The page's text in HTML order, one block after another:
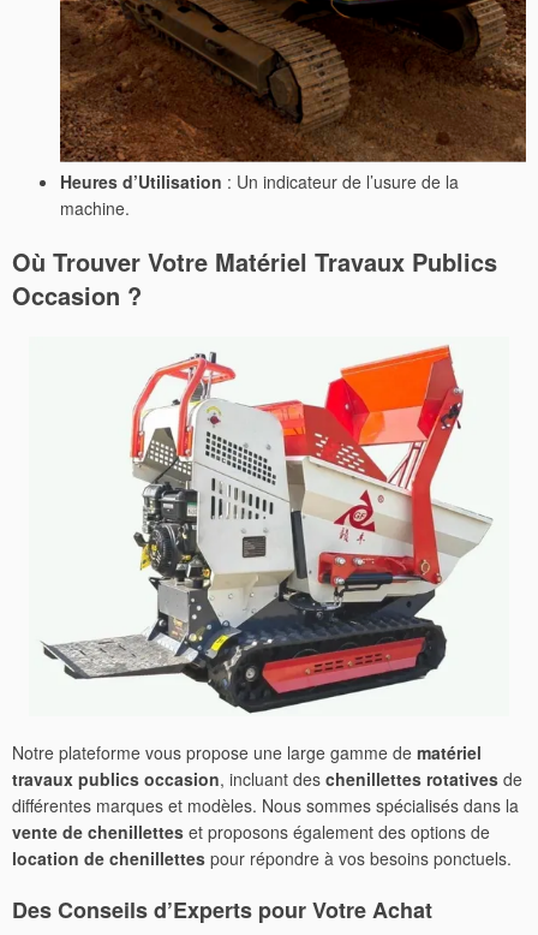
Heures d’Utilisation : Un indicateur de l’usure de la
machine.
Où Trouver Votre Matériel Travaux Publics
Occasion ?
Notre plateforme vous propose une large gamme de matériel
travaux publics occasion, incluant des chenillettes rotatives de
différentes marques et modèles. Nous sommes spécialisés dans la
vente de chenillettes et proposons également des options de
location de chenillettes pour répondre à vos besoins ponctuels.
Des Conseils d’Experts pour Votre Achat